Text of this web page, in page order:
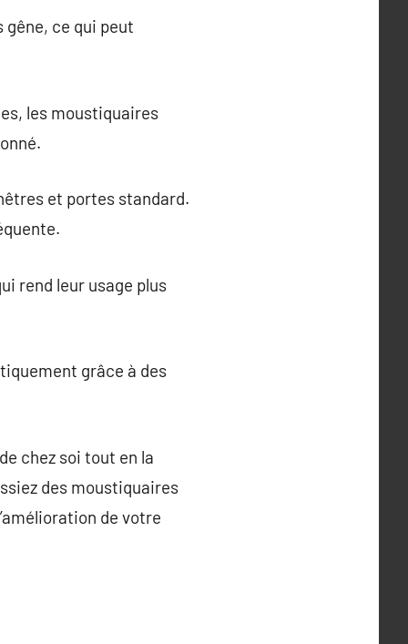
gêne, ce qui peut
les moustiquaires
et portes standard.
rend leur usage plus
grâce à des
chez soi tout en la
des moustiquaires
de votre